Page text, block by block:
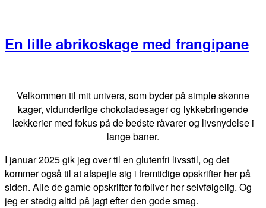
En lille abrikoskage med frangipane
Sidebar
Velkommen til mit univers, som byder på simple skønne
kager, vidunderlige chokoladesager og lykkebringende
lækkerier med fokus på de bedste råvarer og livsnydelse i
lange baner.
I januar 2025 gik jeg over til en glutenfri livsstil, og det
kommer også til at afspejle sig i fremtidige opskrifter her på
siden. Alle de gamle opskrifter forbliver her selvfølgelig. Og
jeg er stadig altid på jagt efter den gode smag.